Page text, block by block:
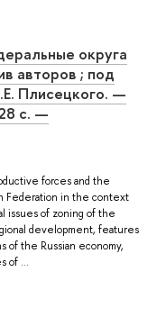
округа
авторов ; под
Плисецкого. —
с. —
forces and the
Federation in the context
issues of zoning of the
development, features
of the Russian economy,
of ...